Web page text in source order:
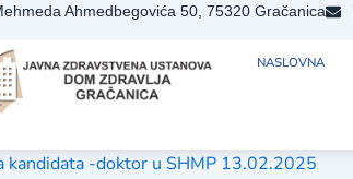
Ahmedbegovića 50, 75320 Gračanica
NASLOVNA
kandidata -doktor u SHMP 13.02.2025